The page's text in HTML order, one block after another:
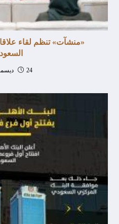
«منشآت» تنظم لقاء
24 ديسمبر، 2025